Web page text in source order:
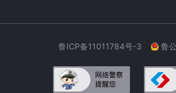
鲁ICP备11011784号-3 鲁